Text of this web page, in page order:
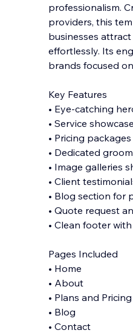
professionalism.
providers, this
businesses
effortlessly. Its
brands focused
Key Features
• Eye-catching
• Service
• Pricing
• Dedicated
• Image galleries
• Client
• Blog section for
• Quote request
• Clean footer
Pages Included
• Home
• About
• Plans and
• Blog
• Contact